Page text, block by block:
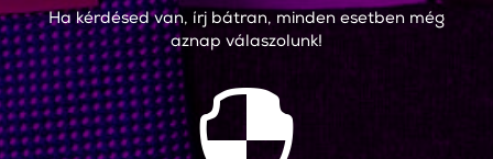
Ha kérdésed van, írj bátran, minden esetben még
aznap válaszolunk!